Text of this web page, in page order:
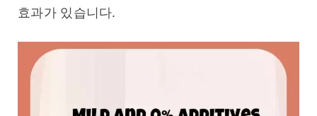
효과가 있습니다.